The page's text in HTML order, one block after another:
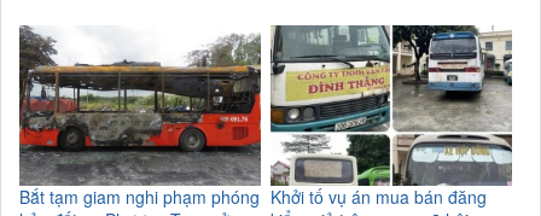
Bắt tạm giam nghi phạm phóng Khởi tố vụ án mua bán đăng